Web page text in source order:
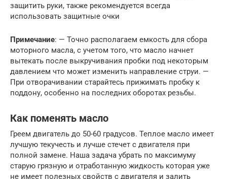
защитить руки, также рекомендуется всегда
использовать защитные очки
Примечание: — Точно располагаем емкость для сбора
моторного масла, с учетом того, что масло начнет
вытекать после выкручивания пробки под некоторым
давлением что может изменить направление струи. —
При отворачивании старайтесь прижимать пробку к
поддону, особенно на последних оборотах резьбы.
Как поменять масло
Греем двигатель до 50-60 градусов. Теплое масло имеет
лучшую текучесть и лучше стечет с двигателя при
полной замене. Наша задача убрать по максимуму
старую грязную и отработанную жидкость которая уже
не имеет полезных свойств с двигателя и залить